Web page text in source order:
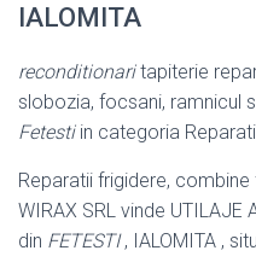
IALOMITA
reconditionaritapiterie
slobozia, focsani, ramnicul
Fetestiin categoria
Reparatii frigidere,
WIRAX SRL vinde UTILAJE
din FETESTI, IALOMITA ,